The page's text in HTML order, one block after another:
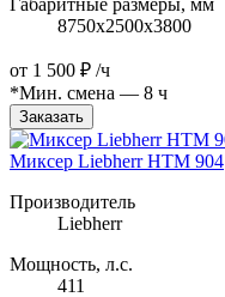
Габаритные размеры, мм
8750х2500х3800
от 1 500 ₽ /ч
*Мин. смена — 8 ч
Заказать
Миксер Liebherr HTM 904
Производитель
Liebherr
Мощность, л.с.
411